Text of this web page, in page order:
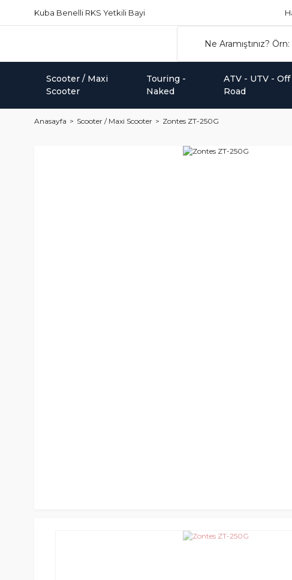
Kuba Benelli RKS Yetkili Bayi
Scooter / Maxi
Scooter
Touring -
Naked
ATV - UTV - Off
Road
Anasayfa Scooter / Maxi Scooter Zontes ZT-250G